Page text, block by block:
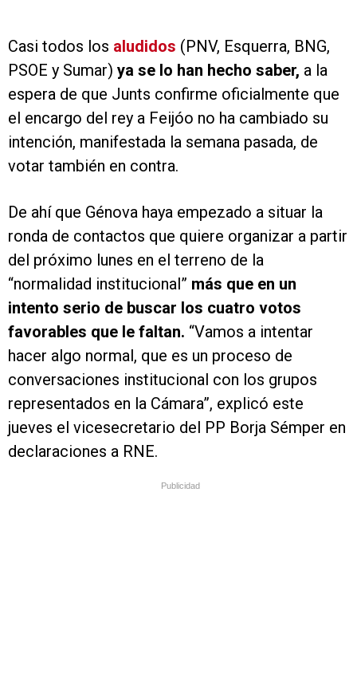
Casi todos los aludidos (PNV, Esquerra, BNG,
PSOE y Sumar) ya se lo han hecho saber, a la
espera de que Junts confirme oficialmente que
el encargo del rey a Feijóo no ha cambiado su
intención, manifestada la semana pasada, de
votar también en contra.
De ahí que Génova haya empezado a situar la
ronda de contactos que quiere organizar a partir
del próximo lunes en el terreno de la
“normalidad institucional” más que en un
intento serio de buscar los cuatro votos
favorables que le faltan. “Vamos a intentar
hacer algo normal, que es un proceso de
conversaciones institucional con los grupos
representados en la Cámara”, explicó este
jueves el vicesecretario del PP Borja Sémper en
declaraciones a RNE.
Publicidad